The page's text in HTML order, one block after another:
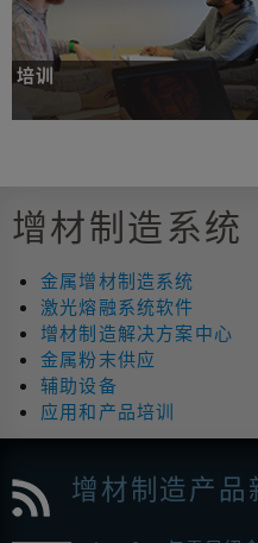
培训
了解更多
增材制造系统
金属增材制造系统
激光熔融系统软件
增材制造解决方案中心
金属粉末供应
辅助设备
应用和产品培训
增材制造产品